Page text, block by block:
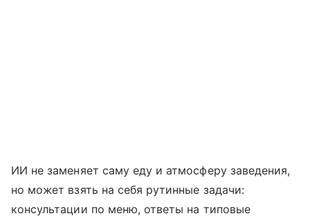
ИИ не заменяет саму еду и атмосферу заведения,
но может взять на себя рутинные задачи:
консультации по меню, ответы на типовые